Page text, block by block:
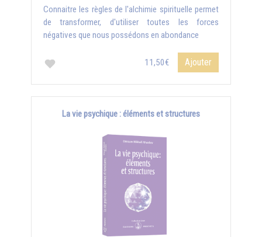
Connaitre les règles de l'alchimie spirituelle permet
de transformer, d'utiliser toutes les forces
négatives que nous possédons en abondance
11,50€ Ajouter
La vie psychique : éléments et structures